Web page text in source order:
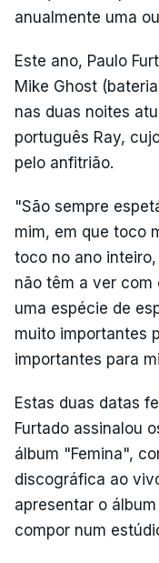
anualmente uma
Este ano, Paulo
Mike Ghost
nas duas noites
português Ray,
pelo anfitrião.
"São sempre
mim, em que toco
toco no ano
não têm a ver com
uma espécie de
muito importantes
importantes para
Estas duas datas
Furtado assinalou
álbum "Femina",
discográfica ao
apresentar o
compor num